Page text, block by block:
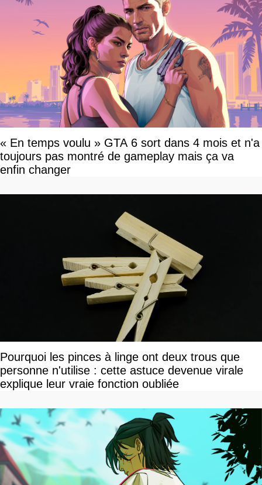
« En temps voulu » GTA 6 sort dans 4 mois et n'a
toujours pas montré de gameplay mais ça va
enfin changer
Pourquoi les pinces à linge ont deux trous que
personne n'utilise : cette astuce devenue virale
explique leur vraie fonction oubliée